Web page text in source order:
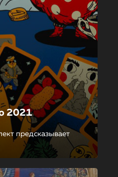
2021
предсказывает